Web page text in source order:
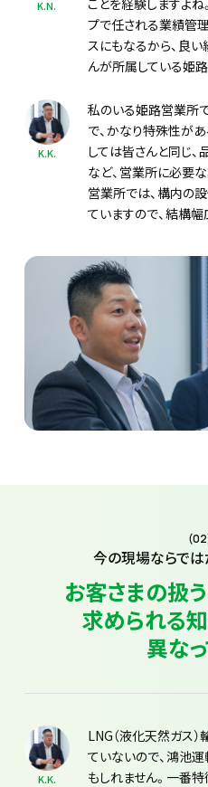
K.N.
プで任される業績管
スにもなるから、良
んが所属している姫
K.K.
私のいる姫路営業所
で、かなり特殊性が
しては皆さんと同じ
など、営業所に必要
営業所では、構内の
ていますので、結構幅
今の現場ならで
お客さまの扱
求められる
異な
K.K.
LNG（液化天然ガス
ていないので、鴻池
もしれません。一番